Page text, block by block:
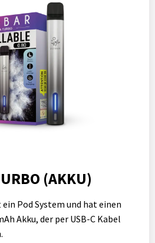
(AKKU)
Pod System und hat einen
Akku, der per USB-C Kabel